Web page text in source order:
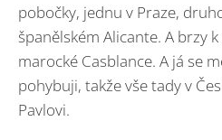
pobočky, jednu v Praze,
španělském Alicante. A brzy
marocké Casblance. A já se
pohybuji, takže vše tady v
Pavlovi.